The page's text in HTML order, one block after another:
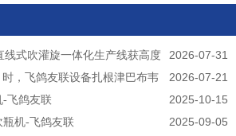
2026-07-31
线式吹灌旋一体化生产线获高度
2026-07-21
时，飞鸽友联设备扎根津巴布韦
2025-10-15
-飞鸽友联
2025-09-05
机-飞鸽友联